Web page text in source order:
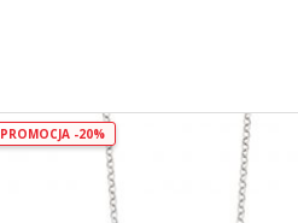
PROMOCJA -20%